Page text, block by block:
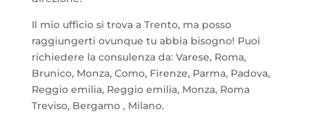
Il mio ufficio si trova a Trento, ma posso
raggiungerti ovunque tu abbia bisogno! Puoi
richiedere la consulenza da: Varese, Roma,
Brunico, Monza, Como, Firenze, Parma, Padova,
Reggio emilia, Reggio emilia, Monza, Roma
Treviso, Bergamo , Milano.